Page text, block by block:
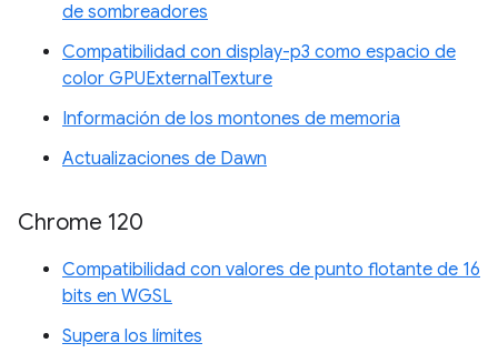
de sombreadores
Compatibilidad con display-p3 como espacio de
color GPUExternalTexture
Información de los montones de memoria
Actualizaciones de Dawn
Chrome 120
Compatibilidad con valores de punto flotante de 16
bits en WGSL
Supera los límites